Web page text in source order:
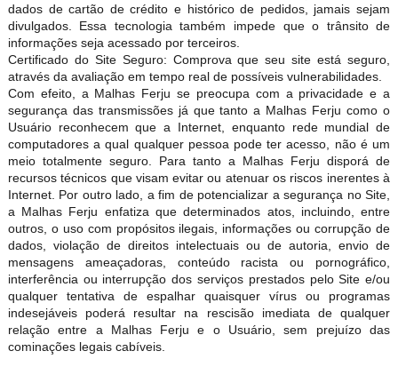
dados de cartão de crédito e histórico de pedidos, jamais sejam
divulgados. Essa tecnologia também impede que o trânsito de
informações seja acessado por terceiros.
Certificado do Site Seguro: Comprova que seu site está seguro,
através da avaliação em tempo real de possíveis vulnerabilidades.
Com efeito, a Malhas Ferju se preocupa com a privacidade e a
segurança das transmissões já que tanto a Malhas Ferju como o
Usuário reconhecem que a Internet, enquanto rede mundial de
computadores a qual qualquer pessoa pode ter acesso, não é um
meio totalmente seguro. Para tanto a Malhas Ferju disporá de
recursos técnicos que visam evitar ou atenuar os riscos inerentes à
Internet. Por outro lado, a fim de potencializar a segurança no Site,
a Malhas Ferju enfatiza que determinados atos, incluindo, entre
outros, o uso com propósitos ilegais, informações ou corrupção de
dados, violação de direitos intelectuais ou de autoria, envio de
mensagens ameaçadoras, conteúdo racista ou pornográfico,
interferência ou interrupção dos serviços prestados pelo Site e/ou
qualquer tentativa de espalhar quaisquer vírus ou programas
indesejáveis poderá resultar na rescisão imediata de qualquer
relação entre a Malhas Ferju e o Usuário, sem prejuízo das
cominações legais cabíveis.